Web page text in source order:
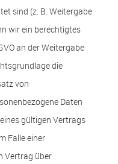
sind (z. B. Weitergabe
wir ein berechtigtes
an der Weitergabe
die
von
Daten
gültigen Vertrags
Falle einer
Vertrag über